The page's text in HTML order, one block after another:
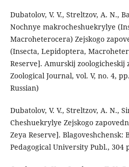
Dubatolov, V. V., Streltzov, A. N.,
Nochnye makrocheshuekrylye
Macroheterocera) Zejskogo
(Insecta, Lepidoptera,
Reserve]. Amurskij
Zoological Journal, vol. V, no. 4,
Russian)
Dubatolov, V. V., Streltzov, A. N.,
Cheshuekrylye Zejskogo
Zeya Reserve]. Blagoveshchensk:
Pedagogical University Publ., 304